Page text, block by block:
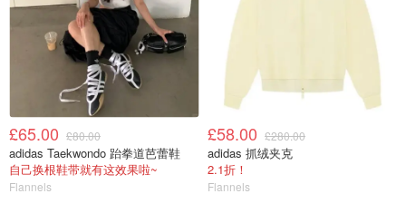
£65.00 £80.00
adidas Taekwondo 跆拳道芭蕾鞋
自己换根鞋带就有这效果啦~
Flannels
£58.00 £280.00
adidas 抓绒夹克
2.1折！
Flannels